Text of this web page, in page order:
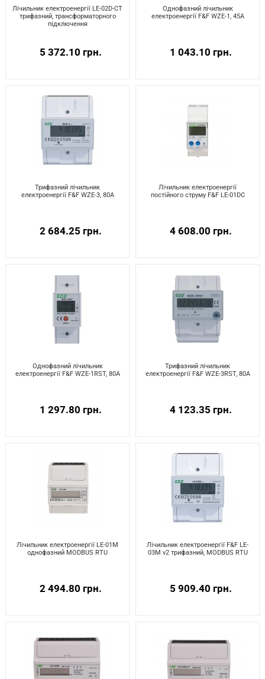
Лічильник електроенергії LE-02D-CT
трифазний, трансформаторного
підключення
5 372.10 грн.
Однофазний лічильник
електроенергії F&F WZE-1, 45А
1 043.10 грн.
Трифазний лічильник
електроенергії F&F WZE-3, 80A
2 684.25 грн.
Лічильник електроенергії
постійного струму F&F LE-01DC
4 608.00 грн.
Однофазний лічильник
електроенергії F&F WZE-1RST, 80A
1 297.80 грн.
Трифазний лічильник
електроенергії F&F WZE-3RST, 80A
4 123.35 грн.
Лічильник електроенергії LE-01M
однофазний MODBUS RTU
2 494.80 грн.
Лічильник електроенергії F&F LE-
03M v2 трифазний, MODBUS RTU
5 909.40 грн.